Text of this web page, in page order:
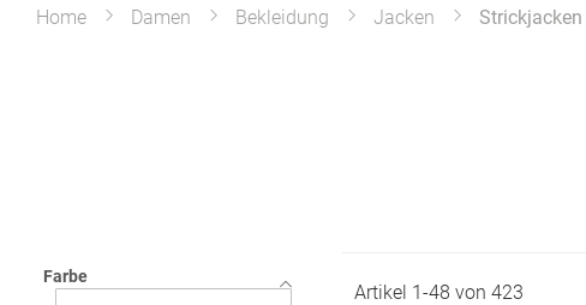
Home Damen Bekleidung Jacken Strickjacken
Farbe
Artikel 1-48 von 423